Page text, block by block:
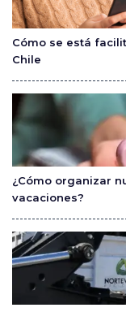
Cómo se está
Chile
¿Cómo organizar
vacaciones?